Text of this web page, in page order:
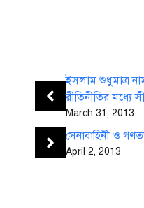
ইসলাম শুধুমাত্র
রীতিনীতির মধ্যে
March 31, 2013
সেনাবাহিনী ও
April 2, 2013